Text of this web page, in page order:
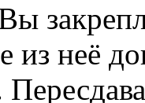
из неё